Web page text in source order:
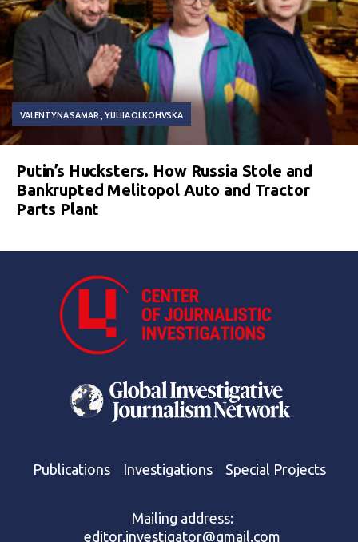
VALENTYNA SAMAR YULIIA OLKOHVSKA
Putin’s Hucksters. How Russia Stole and
Bankrupted Melitopol Auto and Tractor
Parts Plant
Publications Investigations Special Projects
Mailing address:
editor.investigator@gmail.com